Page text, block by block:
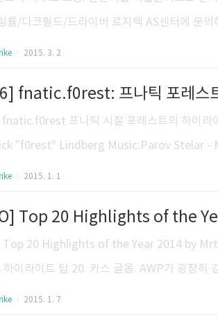
선수는 게이밍용 ..
률/다크필드/드라이버 로지텍 AS센터에 문
가 아닌 정품이 고장날 경우 비슷한 가격대의
빌딩 6층, 02-3463-3582 사당역 10번 출구에
금: 09:00 AM ~ 06:00 PM, 토: 09:00 AM ~
, 반응성, 이동성, 내구성, 배터리 수명 및 무선
2015. 3. 2
fnatic.f0rest: 프나틱 포레스
fnatic.f0rest 프나틱 시절 포레스트의 하이라
"f0rest" Lindberg Music:Parov Stelar -
(Moulinex remix)Glenn Morrison -
2015. 1. 1
Top 20 Highlights of the
Top 20 Highlights of the Year 2014 by
하이라이트 탑 20. 카스 글옵. AWP가 굉장
(Virtus.Pro)Mathias Lauridsen -
2015. 1. 7